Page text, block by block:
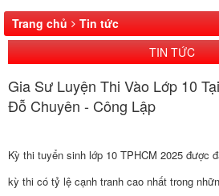
Trang chủ
Tin tức
TIN TỨC
Gia Sư Luyện Thi Vào Lớp 10
Đỗ Chuyên - Công Lập
Kỳ thi tuyển sinh lớp 10 TPHCM 2025 được
kỳ thi có tỷ lệ cạnh tranh cao nhất trong